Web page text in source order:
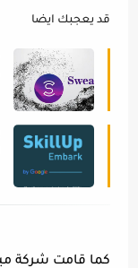
قد يعجبك ايضا